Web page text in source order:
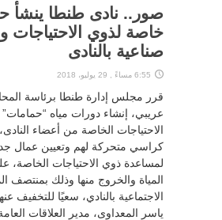
صور.. نادى طنطا ينشأ
خاصة لذوي الاحتياجات
صناعية بالنادى
6:55 مساءً , 29 يوليو، 2018
قرر مجلس إدارة طنطا برئاسة
عريبي، إنشاء دورات مياه
الاحتياجات الخاصة من أعضاء
كراسي متحركة لهم وتعيين عمال
لمساعدة ذوي الاحتياجات الخاصة،
المياة والخروج منها وذلك بمنتصف
الاجتماعية بالنادي، سعيًا للتخفيف
ياسر المعداوى، مدير العلاقات